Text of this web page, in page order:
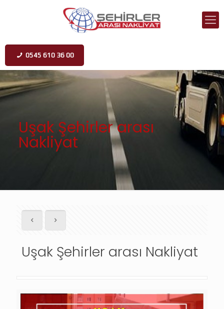
0545 610 36 00
Uşak Şehirler arası
Nakliyat
Uşak Şehirler arası Nakliyat